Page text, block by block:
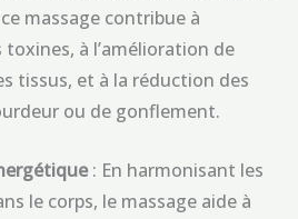
massage contribue à
toxines, à l’amélioration de
tissus, et à la réduction des
ou de gonflement.
: En harmonisant les
le corps, le massage aide à